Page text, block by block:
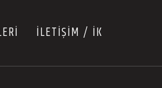
İLETİŞİM / İK